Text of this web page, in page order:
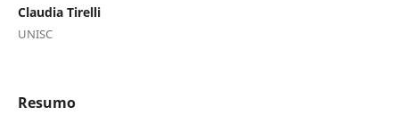
Claudia Tirelli
UNISC
Resumo